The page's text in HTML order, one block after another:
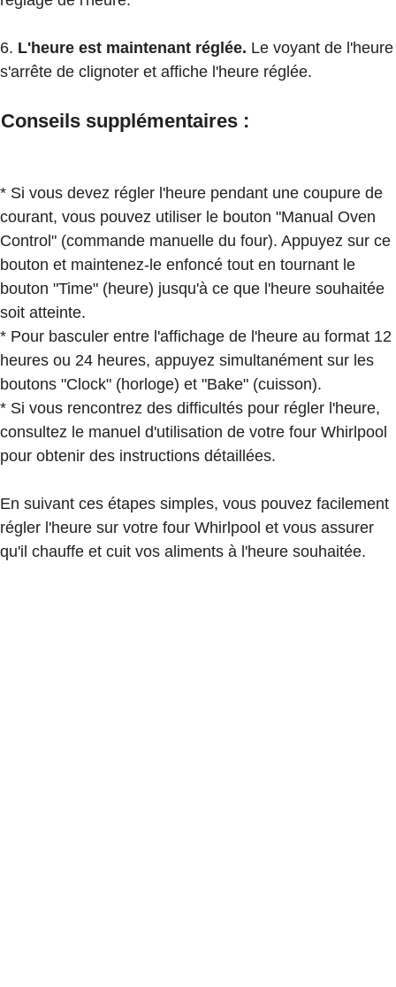
6. L'heure est maintenant réglée. Le voyant de l'heure
s'arrête de clignoter et affiche l'heure réglée.
Conseils supplémentaires :
* Si vous devez régler l'heure pendant une coupure de
courant, vous pouvez utiliser le bouton "Manual Oven
Control" (commande manuelle du four). Appuyez sur ce
bouton et maintenez-le enfoncé tout en tournant le
bouton "Time" (heure) jusqu'à ce que l'heure souhaitée
soit atteinte.
* Pour basculer entre l'affichage de l'heure au format 12
heures ou 24 heures, appuyez simultanément sur les
boutons "Clock" (horloge) et "Bake" (cuisson).
* Si vous rencontrez des difficultés pour régler l'heure,
consultez le manuel d'utilisation de votre four Whirlpool
pour obtenir des instructions détaillées.
En suivant ces étapes simples, vous pouvez facilement
régler l'heure sur votre four Whirlpool et vous assurer
qu'il chauffe et cuit vos aliments à l'heure souhaitée.